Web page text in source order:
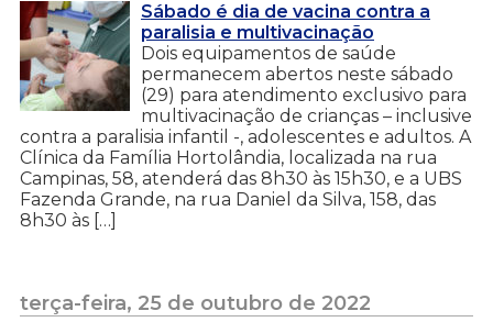
Sábado é dia de vacina contra a
paralisia e multivacinação
Dois equipamentos de saúde
permanecem abertos neste sábado
(29) para atendimento exclusivo para
multivacinação de crianças – inclusive
contra a paralisia infantil -, adolescentes e adultos. A
Clínica da Família Hortolândia, localizada na rua
Campinas, 58, atenderá das 8h30 às 15h30, e a UBS
Fazenda Grande, na rua Daniel da Silva, 158, das
8h30 às […]
terça-feira, 25 de outubro de 2022